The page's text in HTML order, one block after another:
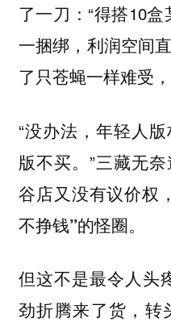
了一刀：“得搭10
一捆绑，利润空间
了只苍蝇一样难受
“没办法，年轻人
版不买。”三藏无
谷店又没有议价权
不挣钱”的怪圈。
但这不是最令人头
劲折腾来了货，转